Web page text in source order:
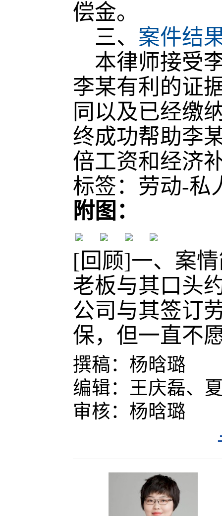
偿金。
三、 案件结
本律师接受
李某有利的证
同以及已经缴
终成功帮助李
倍工资和经济
标签：劳动-私
附图：
[回顾]一、案
老板与其口头
公司与其签订
保，但一直不
撰稿： 杨晗璐
编辑： 王庆磊、
审核： 杨晗璐